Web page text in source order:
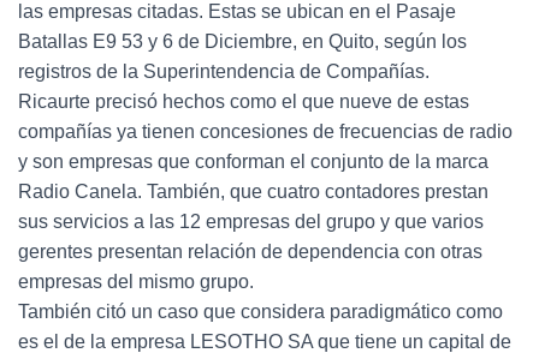
las empresas citadas. Estas se ubican en el Pasaje
Batallas E9 53 y 6 de Diciembre, en Quito, según los
registros de la Superintendencia de Compañías.
Ricaurte precisó hechos como el que nueve de estas
compañías ya tienen concesiones de frecuencias de radio
y son empresas que conforman el conjunto de la marca
Radio Canela. También, que cuatro contadores prestan
sus servicios a las 12 empresas del grupo y que varios
gerentes presentan relación de dependencia con otras
empresas del mismo grupo.
También citó un caso que considera paradigmático como
es el de la empresa LESOTHO SA que tiene un capital de